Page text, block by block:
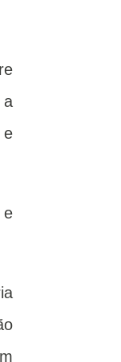
a
e
e